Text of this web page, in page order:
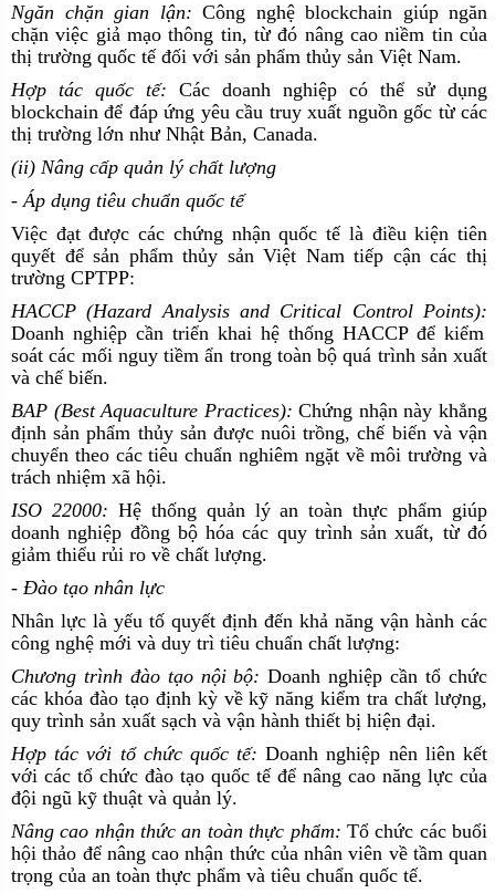
Ngăn chặn gian lận: Công nghệ blockchain giúp ngăn
chặn việc giả mạo thông tin, từ đó nâng cao niềm tin của
thị trường quốc tế đối với sản phẩm thủy sản Việt Nam.
Hợp tác quốc tế: Các doanh nghiệp có thể sử dụng
blockchain để đáp ứng yêu cầu truy xuất nguồn gốc từ các
thị trường lớn như Nhật Bản, Canada.
(ii) Nâng cấp quản lý chất lượng
- Áp dụng tiêu chuẩn quốc tế
Việc đạt được các chứng nhận quốc tế là điều kiện tiên
quyết để sản phẩm thủy sản Việt Nam tiếp cận các thị
trường CPTPP:
HACCP (Hazard Analysis and Critical Control Points):
Doanh nghiệp cần triển khai hệ thống HACCP để kiểm
soát các mối nguy tiềm ẩn trong toàn bộ quá trình sản xuất
và chế biến.
BAP (Best Aquaculture Practices): Chứng nhận này khẳng
định sản phẩm thủy sản được nuôi trồng, chế biến và vận
chuyển theo các tiêu chuẩn nghiêm ngặt về môi trường và
trách nhiệm xã hội.
ISO 22000: Hệ thống quản lý an toàn thực phẩm giúp
doanh nghiệp đồng bộ hóa các quy trình sản xuất, từ đó
giảm thiểu rủi ro về chất lượng.
- Đào tạo nhân lực
Nhân lực là yếu tố quyết định đến khả năng vận hành các
công nghệ mới và duy trì tiêu chuẩn chất lượng:
Chương trình đào tạo nội bộ: Doanh nghiệp cần tổ chức
các khóa đào tạo định kỳ về kỹ năng kiểm tra chất lượng,
quy trình sản xuất sạch và vận hành thiết bị hiện đại.
Hợp tác với tổ chức quốc tế: Doanh nghiệp nên liên kết
với các tổ chức đào tạo quốc tế để nâng cao năng lực của
đội ngũ kỹ thuật và quản lý.
Nâng cao nhận thức an toàn thực phẩm: Tổ chức các buổi
hội thảo để nâng cao nhận thức của nhân viên về tầm quan
trọng của an toàn thực phẩm và tiêu chuẩn quốc tế.